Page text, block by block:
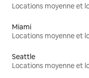
Miami
Seattle